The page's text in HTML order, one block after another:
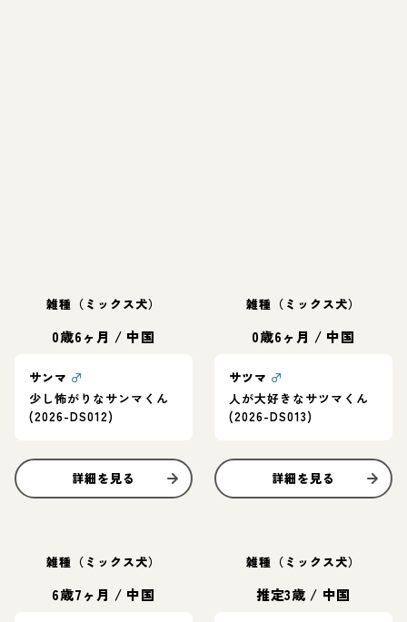
雑種（ミックス犬）
0歳6ヶ月 / 中国
サンマ ♂
少し怖がりなサンマくん
(2026-DS012)
詳細を見る
雑種（ミックス犬）
0歳6ヶ月 / 中国
サツマ ♂
人が大好きなサツマくん
(2026-DS013)
詳細を見る
雑種（ミックス犬）
6歳7ヶ月 / 中国
雑種（ミックス犬）
推定3歳 / 中国